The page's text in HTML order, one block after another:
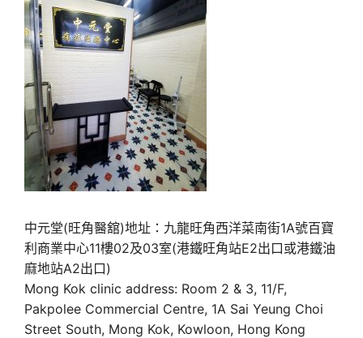
中元堂(旺角醫舘)地址：九龍旺角西洋菜南街1A號百寶
利商業中心11樓02及03室(港鐵旺角站E2出口或港鐵油
麻地站A2出口)
Mong Kok clinic address: Room 2 & 3, 11/F,
Pakpolee Commercial Centre, 1A Sai Yeung Choi
Street South, Mong Kok, Kowloon, Hong Kong